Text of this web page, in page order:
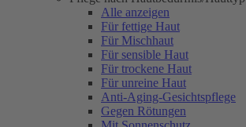
Alle anzeigen
Für fettige Haut
Für Mischhaut
Für sensible Haut
Für trockene Haut
Für unreine Haut
Anti-Aging-Gesichtspflege
Gegen Rötungen